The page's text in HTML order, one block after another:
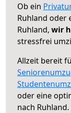
Ob ein
Ruhland oder
Ruhland, wir
stressfrei
Allzeit bereit
oder eine
nach Ruhland.